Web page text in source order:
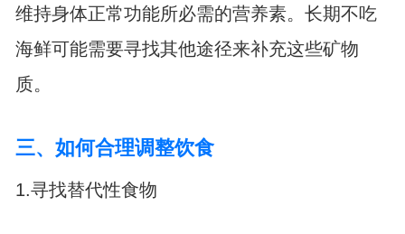
维持身体正常功能所必需的营养素。长期不吃
海鲜可能需要寻找其他途径来补充这些矿物
质。
三、如何合理调整饮食
1.寻找替代性食物